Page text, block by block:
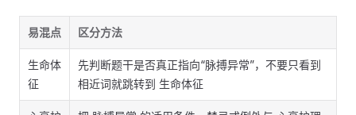
易混点 区分方法
生命体
征
先判断题干是否真正指向“脉搏异常”，不要只看到
相近词就跳转到 生命体征